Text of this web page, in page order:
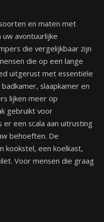
en maten met
avontuurlijke
die vergelijkbaar zijn
die op een lange
uitgerust met essentiële
slaapkamer en
lijken meer op
gebruikt voor
een scala aan uitrusting
behoeften. De
kookstel, een koelkast,
Voor mensen die graag